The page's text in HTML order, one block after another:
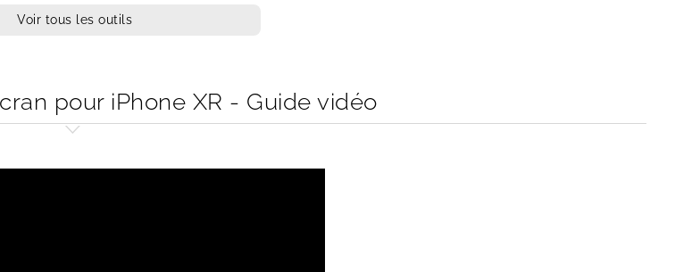
Voir tous les outils
pour iPhone XR - Guide vidéo